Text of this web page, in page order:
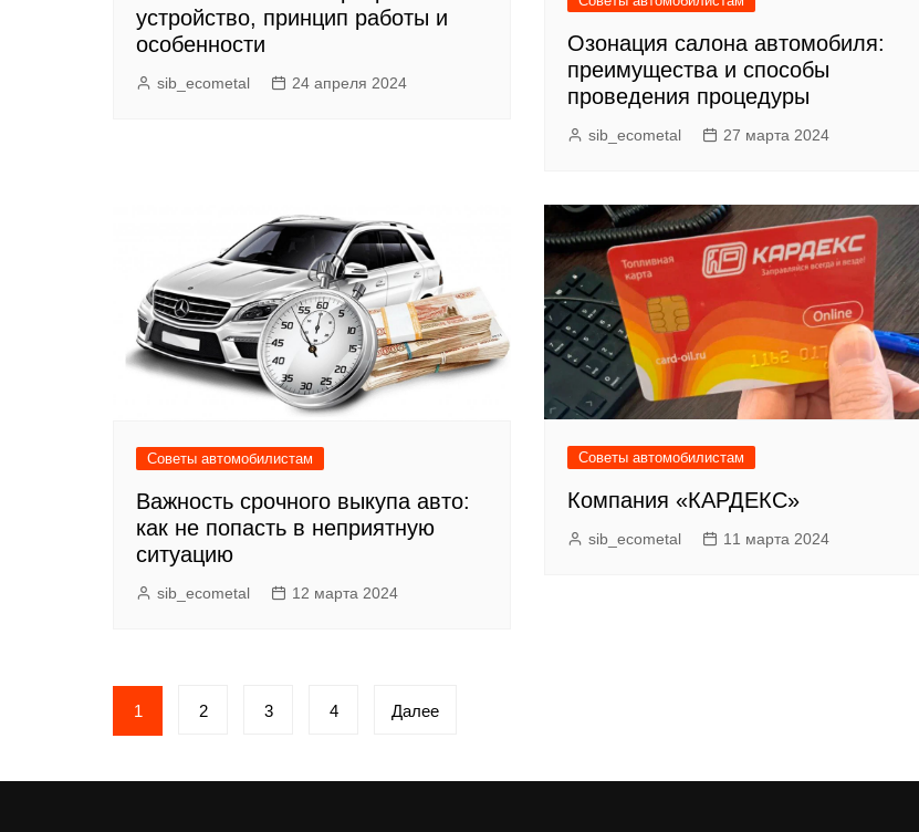
устройство, принцип работы и
особенности
sib_ecometal 24 апреля 2024
Озонация салона автомобиля:
преимущества и способы
проведения процедуры
sib_ecometal 27 марта 2024
Советы автомобилистам
Важность срочного выкупа авто:
как не попасть в неприятную
ситуацию
sib_ecometal 12 марта 2024
Советы автомобилистам
Компания «КАРДЕКС»
sib_ecometal 11 марта 2024
Пагинация
записей
1 2 3 4 Далее